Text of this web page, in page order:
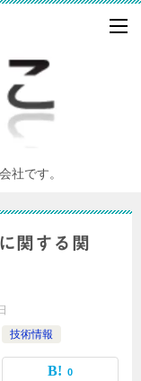
社です。
関する関
技術情報
0